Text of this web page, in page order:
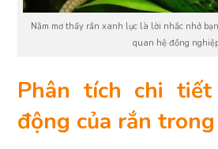
Nằm mơ thấy rắn xanh lục là lời nhắc nhở
quan hệ đồng
Phân tích chi
động của rắn